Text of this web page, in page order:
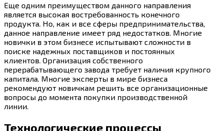
Еще одним преимуществом данного направления
является высокая востребованность конечного
продукта. Но, как и все сферы предпринимательства,
данное направление имеет ряд недостатков. Многие
новички в этом бизнесе испытывают сложности в
поиске надежных поставщиков и постоянных
клиентов. Организация собственного
перерабатывающего завода требует наличия крупного
капитала. Многие эксперты в мире бизнеса
рекомендуют новичкам решить все организационные
вопросы до момента покупки производственной
линии.
Технологические процессы